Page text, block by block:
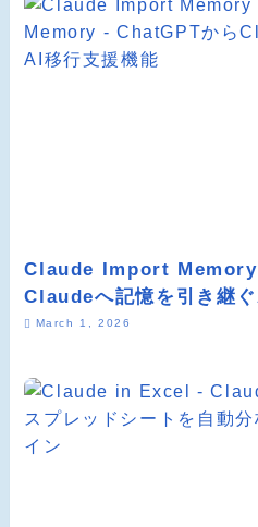
Claude Import Memory
Claudeへ記憶を引き継
March 1, 2026